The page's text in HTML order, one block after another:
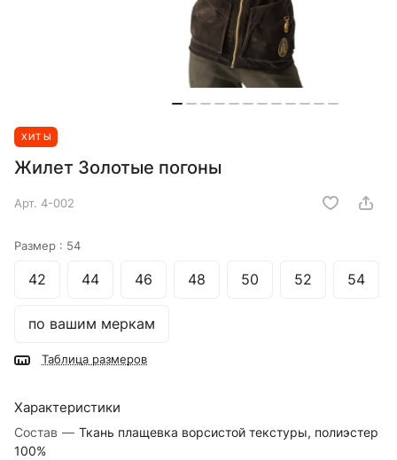
ХИТЫ
Жилет Золотые погоны
Арт. 4-002
Размер : 54
42 44 46 48 50 52 54
по вашим меркам
Таблица размеров
Характеристики
Состав — Ткань плащевка ворсистой текстуры, полиэстер
100%